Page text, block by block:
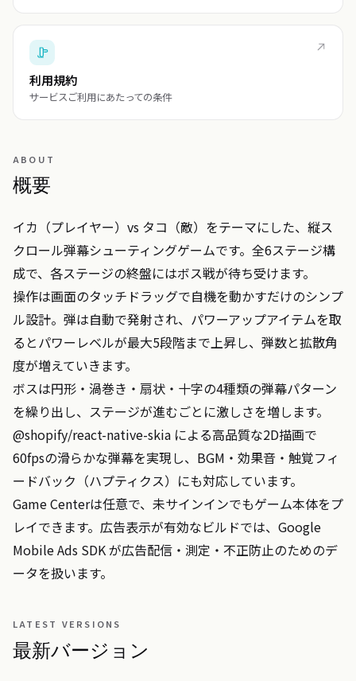
利用規約
サービスご利用にあたっての条件
ABOUT
概要
イカ（プレイヤー）vs タコ（敵）をテーマにした、縦ス
クロール弾幕シューティングゲームです。全6ステージ構
成で、各ステージの終盤にはボス戦が待ち受けます。
操作は画面のタッチドラッグで自機を動かすだけのシンプ
ル設計。弾は自動で発射され、パワーアップアイテムを取
るとパワーレベルが最大5段階まで上昇し、弾数と拡散角
度が増えていきます。
ボスは円形・渦巻き・扇状・十字の4種類の弾幕パターン
を繰り出し、ステージが進むごとに激しさを増します。
@shopify/react-native-skia による高品質な2D描画で
60fpsの滑らかな弾幕を実現し、BGM・効果音・触覚フィ
ードバック（ハプティクス）にも対応しています。
Game Centerは任意で、未サインインでもゲーム本体をプ
レイできます。広告表示が有効なビルドでは、Google
Mobile Ads SDK が広告配信・測定・不正防止のためのデ
ータを扱います。
LATEST VERSIONS
最新バージョン